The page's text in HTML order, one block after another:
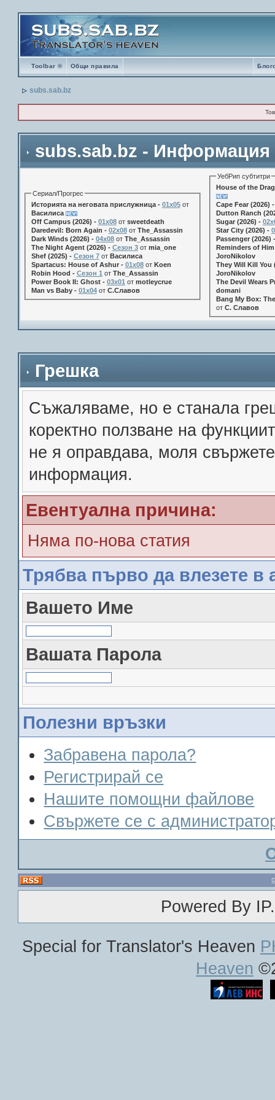
Toolbar ® Общи правила
subs.sab.bz
subs.sab.bz - Информация
Сериал/Прогрес
Историята на неговата прислужница - 01х05от
Василиса
Off Campus (2026) - 01x08от sweetdeath
Daredevil: Born Again - 02x08от The_Assassin
Dark Winds (2026) - 04x08от The_Assassin
The Night Agent (2026) - Сезон 3от mia_one
Shef (2025) - Сезон 7от Василиса
Spartacus: House of Ashur - 01x08от Koen
Robin Hood - Сезон 1 от The_Assassin
Power Book II: Ghost - 03x01 от motleycrue
Man vs Baby - 01x04от С.Славов
УебРип субтитри
House of the
Cape Fear (2026)
Dutton Ranch
Sugar (2026) -
Star City (2026) -
Passenger (2026)
Reminders of
JoroNikolov
They Will Kill You
JoroNikolov
The Devil Wears
domani
Bang My Box:
от С. Славов
Грешка
Съжалявамe, но е станала
коректно ползване на
не я оправдава, моля
информация.
Евентуална причина:
Няма по-нова статия
Трябва първо да влезете в
Вашето Име
Вашата Парола
Полезни връзки
Забравена парола?
Регистрирай се
Нашите помощни файлове
Свържете се с
Powered By
Special for Translator's Heaven
Heaven